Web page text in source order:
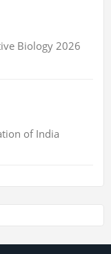
Biology 2026
of India